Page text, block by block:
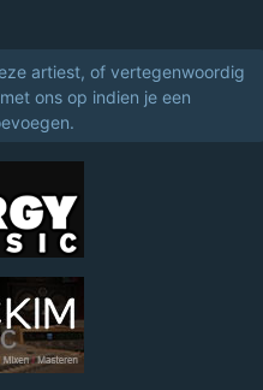
artiest, of vertegenwoordig
ons op indien je een